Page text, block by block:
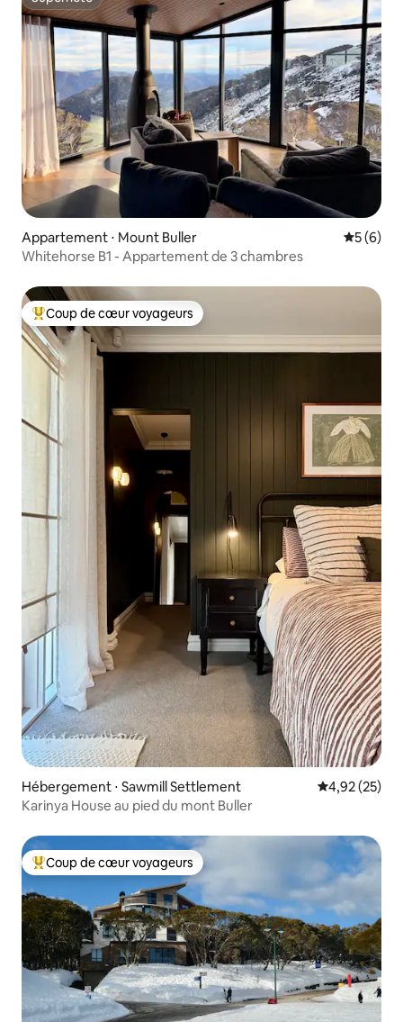
Superhôte
Appartement ⋅ Mount Buller
5 (6)
Whitehorse B1 - Appartement de 3 chambres
Coups de cœur voyageurs les plus appréciés
Coup de cœur voyageurs
Hébergement ⋅ Sawmill Settlement Évaluation
4,92 (25)
Karinya House au pied du mont Buller
Coups de cœur voyageurs les plus appréciés
Coup de cœur voyageurs